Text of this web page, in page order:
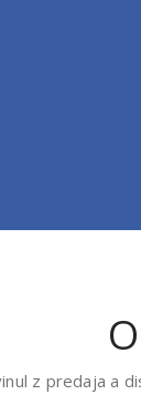
z predaja